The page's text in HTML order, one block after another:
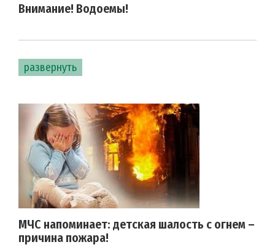
Внимание! Водоемы!
развернуть
МЧС напоминает: детская шалость с огнем –
причина пожара!